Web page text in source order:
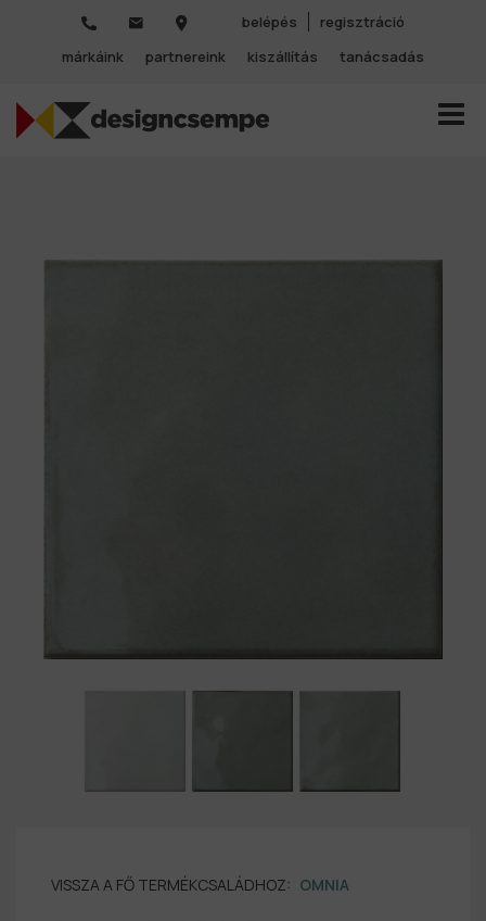
belépés
regisztráció
márkáink
partnereink kiszállítás tanácsadás
VISSZA A FŐ TERMÉKCSALÁDHOZ: OMNIA